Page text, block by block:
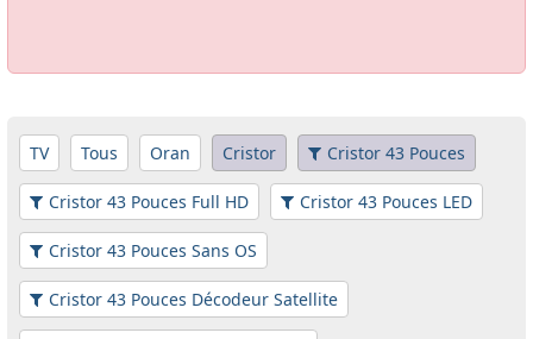
TV Tous Oran Cristor Cristor 43 Pouces
Cristor 43 Pouces Full HD Cristor 43 Pouces LED
Cristor 43 Pouces Sans OS
Cristor 43 Pouces Décodeur Satellite